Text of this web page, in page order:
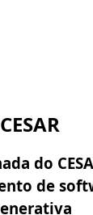
CESAR
do
de